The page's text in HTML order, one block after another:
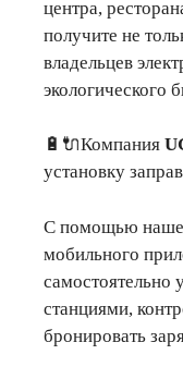
центра,
получите не
владельцев
экологического
🔋🔌Компания
установку
С помощью
мобильного
самостоятельно
станциями,
бронировать